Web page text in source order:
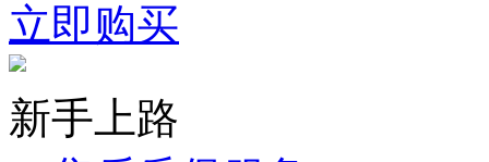
立即购买
新手上路